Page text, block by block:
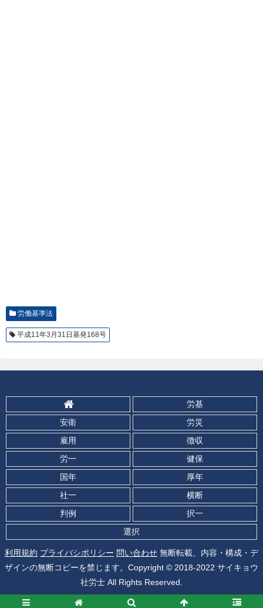
労働基準法
平成11年3月31日基発168号
労基
安衛
労災
雇用
徴収
労一
健保
国年
厚年
社一
横断
判例
択一
選択
利用規約 プライバシポリシー 問い合わせ 無断転載、内容・構成・デ
ザインの無断コピーを禁じます。Copyright © 2018-2022 サイキョウ
社労士 All Rights Reserved.